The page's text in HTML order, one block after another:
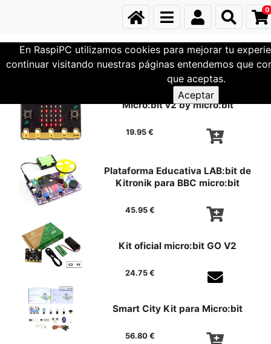
En RaspiPC utilizamos cookies para mejorar tu
continuar visitando nuestras páginas entendemos que
que aceptas.
0
Mini-PCs micro:bit
Micro:bit v2 by micro:bit
19.95 €
Plataforma Educativa LAB:bit de
Kitronik para BBC micro:bit
45.95 €
Kit oficial micro:bit GO V2
24.75 € Agotado
Smart City Kit para Micro:bit
56.80 €